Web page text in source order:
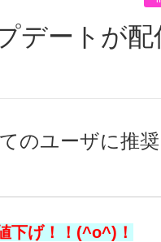
のユーザに推
下げ！！(^o^)！